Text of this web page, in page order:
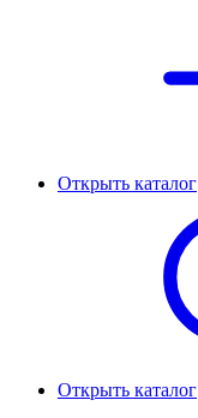
Открыть каталог
Открыть каталог